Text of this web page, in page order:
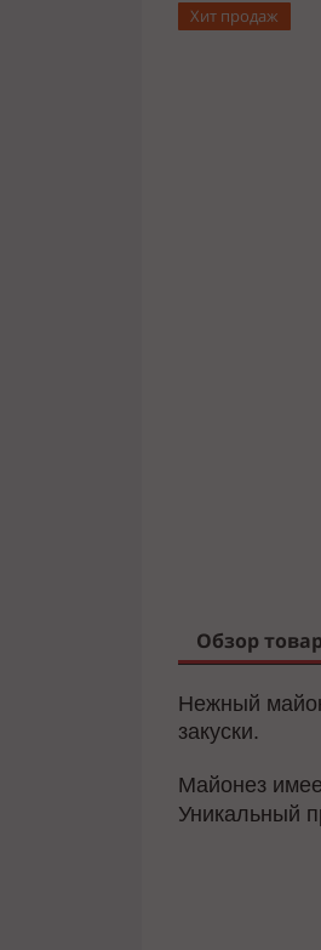
Хит продаж
Обзор
Нежный
закуски.
Майонез
Уникальный